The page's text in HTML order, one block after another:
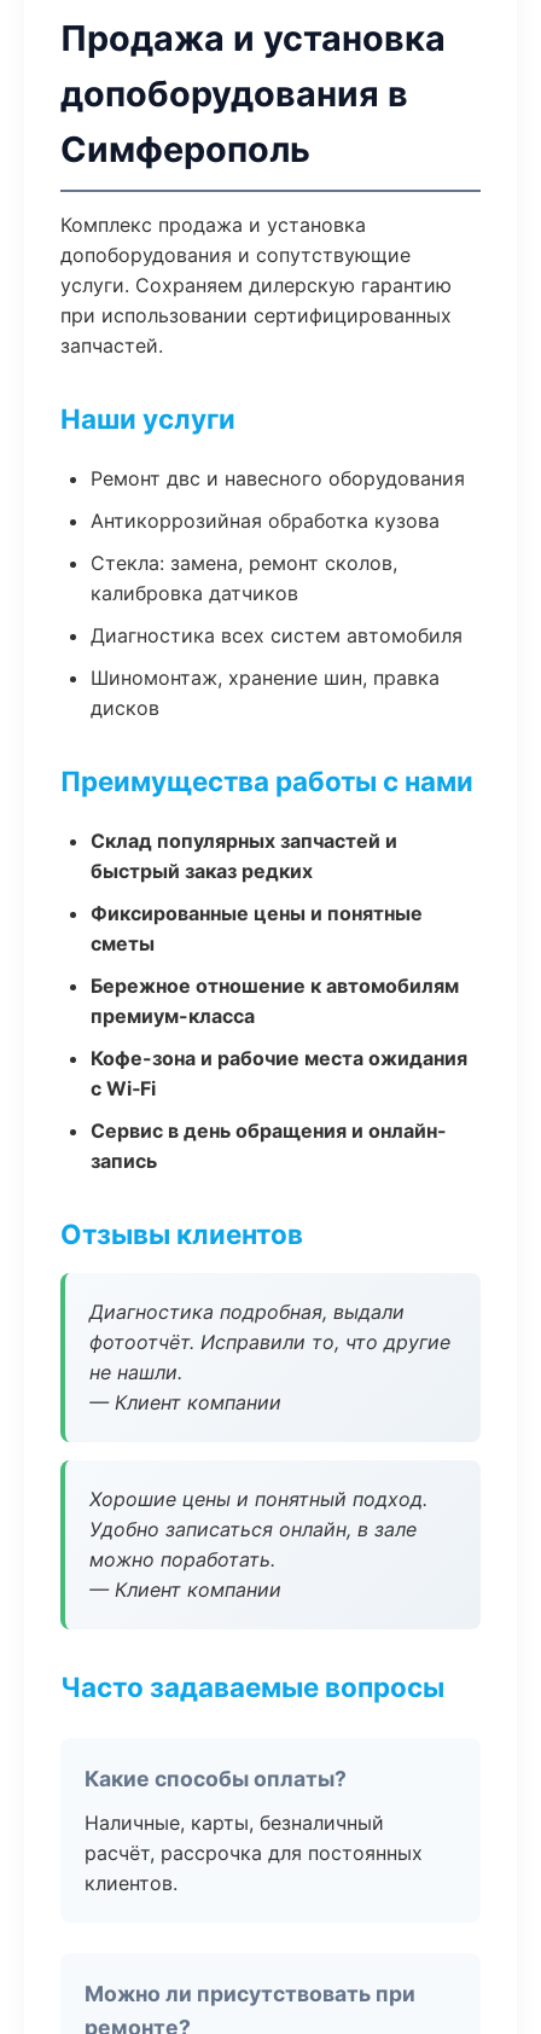
Продажа и установка
допоборудования в
Симферополь
Комплекс продажа и установка
допоборудования и сопутствующие
услуги. Сохраняем дилерскую гарантию
при использовании сертифицированных
запчастей.
Наши услуги
Ремонт двс и навесного оборудования
Антикоррозийная обработка кузова
Стекла: замена, ремонт сколов,
калибровка датчиков
Диагностика всех систем автомобиля
Шиномонтаж, хранение шин, правка
дисков
Преимущества работы с нами
Склад популярных запчастей и
быстрый заказ редких
Фиксированные цены и понятные
сметы
Бережное отношение к автомобилям
премиум-класса
Кофе-зона и рабочие места ожидания
с Wi‑Fi
Сервис в день обращения и онлайн-
запись
Отзывы клиентов
Диагностика подробная, выдали
фотоотчёт. Исправили то, что другие
не нашли.
— Клиент компании
Хорошие цены и понятный подход.
Удобно записаться онлайн, в зале
можно поработать.
— Клиент компании
Часто задаваемые вопросы
Какие способы оплаты?
Наличные, карты, безналичный
расчёт, рассрочка для постоянных
клиентов.
Можно ли присутствовать при
ремонте?